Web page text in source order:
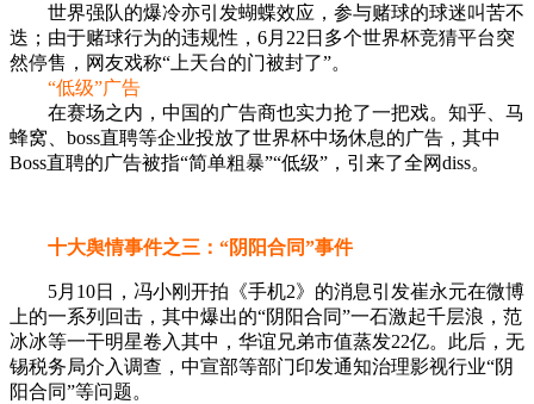
世界强队的爆冷亦引发蝴蝶效应，参与赌球的球迷叫苦不
迭；由于赌球行为的违规性，6月22日多个世界杯竞猜平台突
然停售，网友戏称“上天台的门被封了”。
“低级”广告
在赛场之内，中国的广告商也实力抢了一把戏。知乎、马
蜂窝、boss直聘等企业投放了世界杯中场休息的广告，其中
Boss直聘的广告被指“简单粗暴”“低级”，引来了全网diss。
十大舆情事件之三：“阴阳合同”事件
5月10日，冯小刚开拍《手机2》的消息引发崔永元在微博
上的一系列回击，其中爆出的“阴阳合同”一石激起千层浪，范
冰冰等一干明星卷入其中，华谊兄弟市值蒸发22亿。此后，无
锡税务局介入调查，中宣部等部门印发通知治理影视行业“阴
阳合同”等问题。